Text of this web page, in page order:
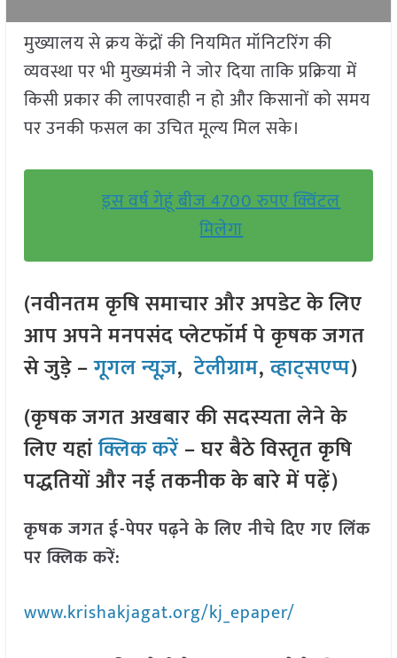
मुख्यालय से क्रय केंद्रों की नियमित मॉनिटरिंग की
व्यवस्था पर भी मुख्यमंत्री ने जोर दिया ताकि प्रक्रिया में
किसी प्रकार की लापरवाही न हो और किसानों को समय
पर उनकी फसल का उचित मूल्य मिल सके।
इस वर्ष गेहूं बीज 4700 रुपए क्विंटल
मिलेगा
(नवीनतम कृषि समाचार और अपडेट के लिए
आप अपने मनपसंद प्लेटफॉर्म पे कृषक जगत
से जुड़े –गूगल न्यूज़,टेलीग्राम,व्हाट्सएप्प)
(कृषक जगत अखबार की सदस्यता लेने के
लिए यहांक्लिक करें– घर बैठे विस्तृत कृषि
पद्धतियों और नई तकनीक के बारे में पढ़ें)
कृषक जगत ई-पेपर पढ़ने के लिए नीचे दिए गए लिंक
पर क्लिक करें:
www.krishakjagat.org/kj_epaper/